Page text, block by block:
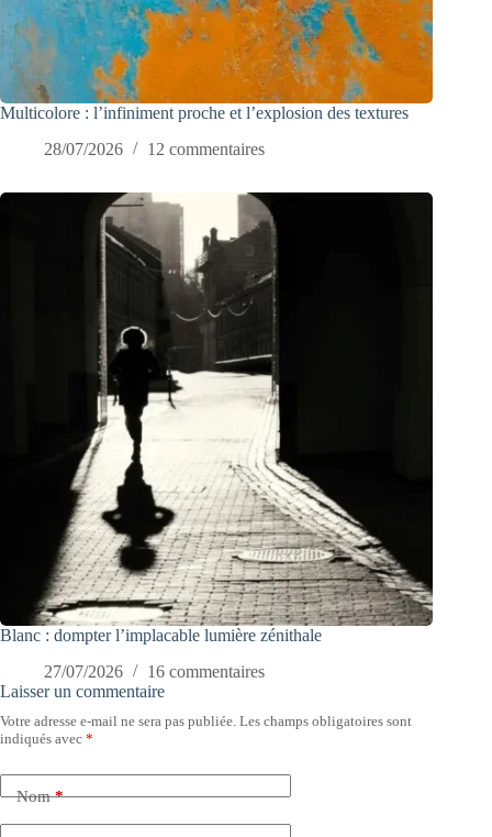
Multicolore : l’infiniment proche et l’explosion des textures
28/07/2026
12 commentaires
Blanc : dompter l’implacable lumière zénithale
27/07/2026
16 commentaires
Laisser un commentaire
Votre adresse e-mail ne sera pas publiée. Les champs obligatoires sont
indiqués avec *
Nom*